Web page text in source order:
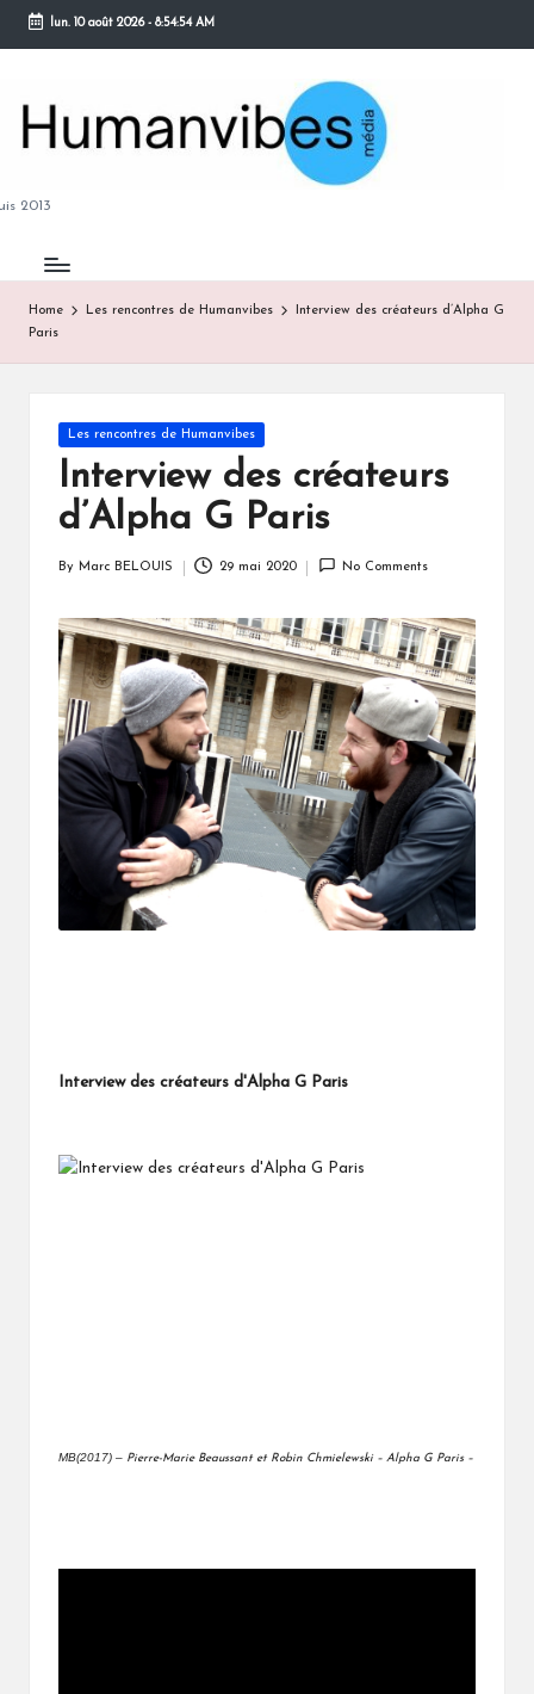
Skip
content
lun. 10 août 2026- 8:54:55 AM
2013
Home Les rencontres de Humanvibes
Interview des créateurs d’Alpha G
Paris
Posted
in
Les rencontres de Humanvibes
Interview des créateurs
d’Alpha G Paris
By Marc BELOUIS 29 mai 2020 No Comments
Interview des créateurs d'Alpha G Paris
MB(2017) – Pierre-Marie Beaussant et Robin Chmielewski – Alpha G Paris –